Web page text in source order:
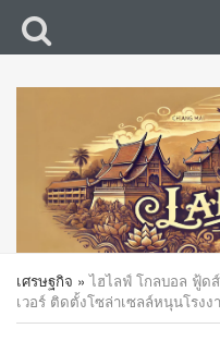
เศรษฐกิจ »ไฮไลฟ์ โกลบอล ฟู้ด
เวอร์ ติดตั้งโซล่าเซลล์หนุนโรงง